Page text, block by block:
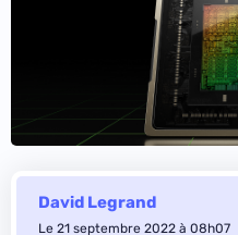
David Legrand
Le 21 septembre 2022 à 08h07